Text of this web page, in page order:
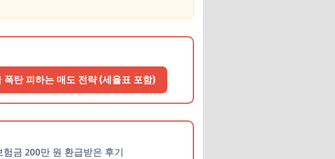
탄 피하는 매도 전략 (세율표 포함)
금 200만 원 환급받은 후기